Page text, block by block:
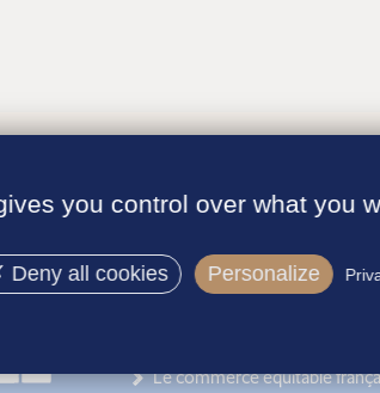
Le commerce équitable
you control over what you
Deny all cookies Personalize